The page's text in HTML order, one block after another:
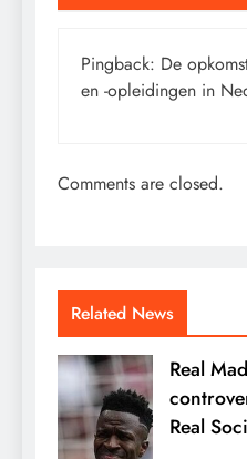
Pingback: De
en -opleidingen in
Comments are closed.
Related News
Real
Real